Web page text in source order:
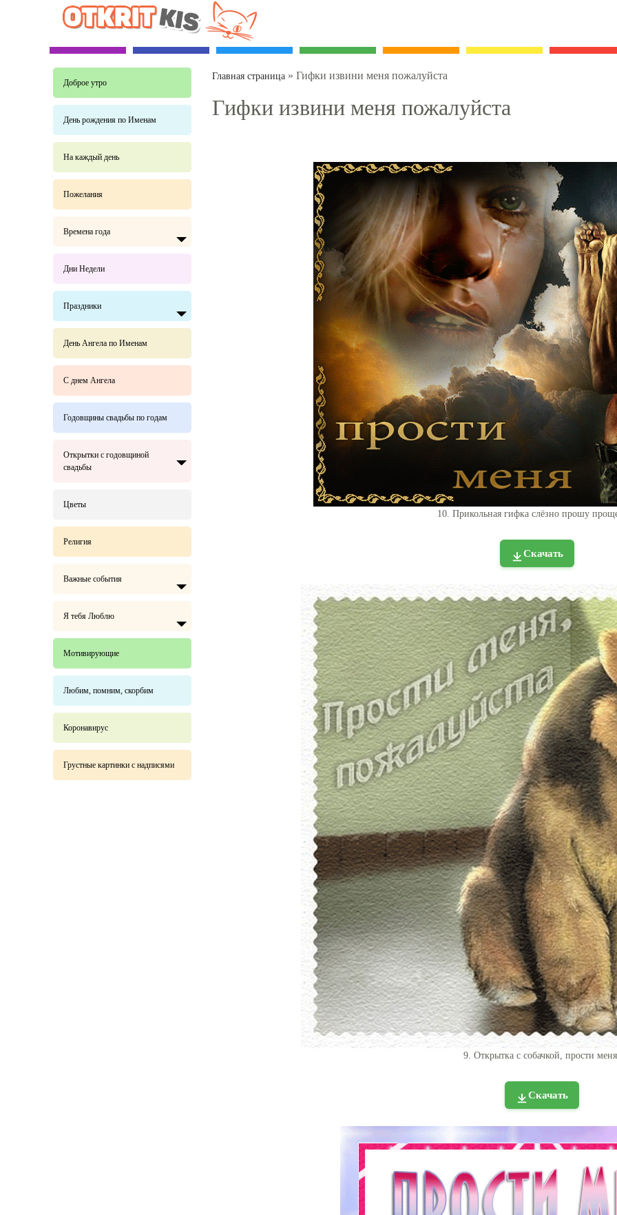
Доброе утро
День рождения по Именам
На каждый день
Пожелания
Времена года
Дни Недели
Праздники
День Ангела по Именам
С днем Ангела
Годовщины свадьбы по годам
Открытки с годовщиной
свадьбы
Цветы
Религия
Важные события
Я тебя Люблю
Мотивирующие
Любим, помним, скорбим
Коронавирус
Грустные картинки с надписями
Главная страница » Гифки извини меня пожалуйста
Гифки извини меня пожалуйста
10. Прикольная гифка слёзно прошу
Скачать
9. Открытка с собачкой, прости
Скачать